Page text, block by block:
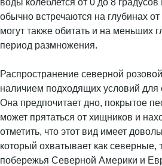
воды колеблется от 0 до 8
обычно встречаются на глубинах
могут также обитать и на меньших
период размножения.
Распространение северной
наличием подходящих условий для
Она предпочитает дно, покрытое
может прятаться от хищников и
отметить, что этот вид имеет
который охватывает как северные,
побережья Северной Америки и